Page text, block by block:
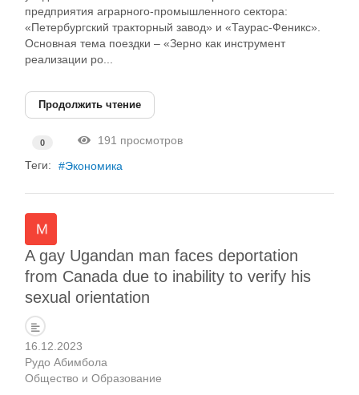
предприятия аграрного-промышленного сектора:
«Петербургский тракторный завод» и «Таурас-Феникс».
Основная тема поездки – «Зерно как инструмент
реализации ро...
Продолжить чтение
0
191 просмотров
Теги:
Экономика
A gay Ugandan man faces deportation
from Canada due to inability to verify his
sexual orientation
16.12.2023
Рудо Абимбола
Общество и Образование